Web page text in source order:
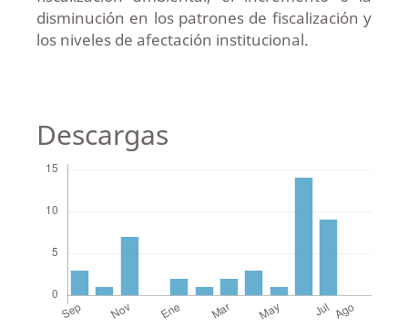
disminución en los patrones de fiscalización y
los niveles de afectación institucional.
Descargas